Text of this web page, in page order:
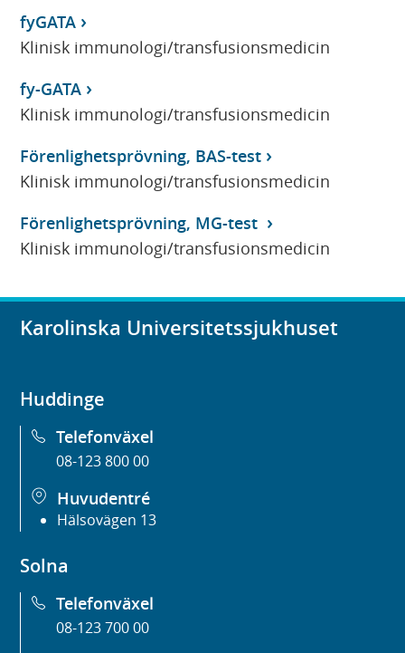
fyGATA
Klinisk immunologi/transfusionsmedicin
fy-GATA
Klinisk immunologi/transfusionsmedicin
Förenlighetsprövning, BAS-test
Klinisk immunologi/transfusionsmedicin
Förenlighetsprövning, MG-test
Klinisk immunologi/transfusionsmedicin
Karolinska Universitetssjukhuset
Huddinge
Telefonväxel
08-123 800 00
Huvudentré
Hälsovägen 13
Solna
Telefonväxel
08-123 700 00